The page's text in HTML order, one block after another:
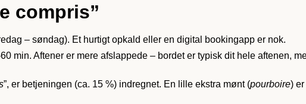
compris”
– søndag). Et hurtigt opkald eller en digital bookingapp er nok.
min. Aftener er mere afslappede – bordet er typisk dit hele aftenen,
”, er betjeningen (ca. 15 %) indregnet. En lille ekstra mønt (pourboire)